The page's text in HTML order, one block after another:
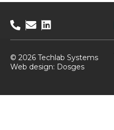
© 2026 Techlab Systems
Web design: Dosges